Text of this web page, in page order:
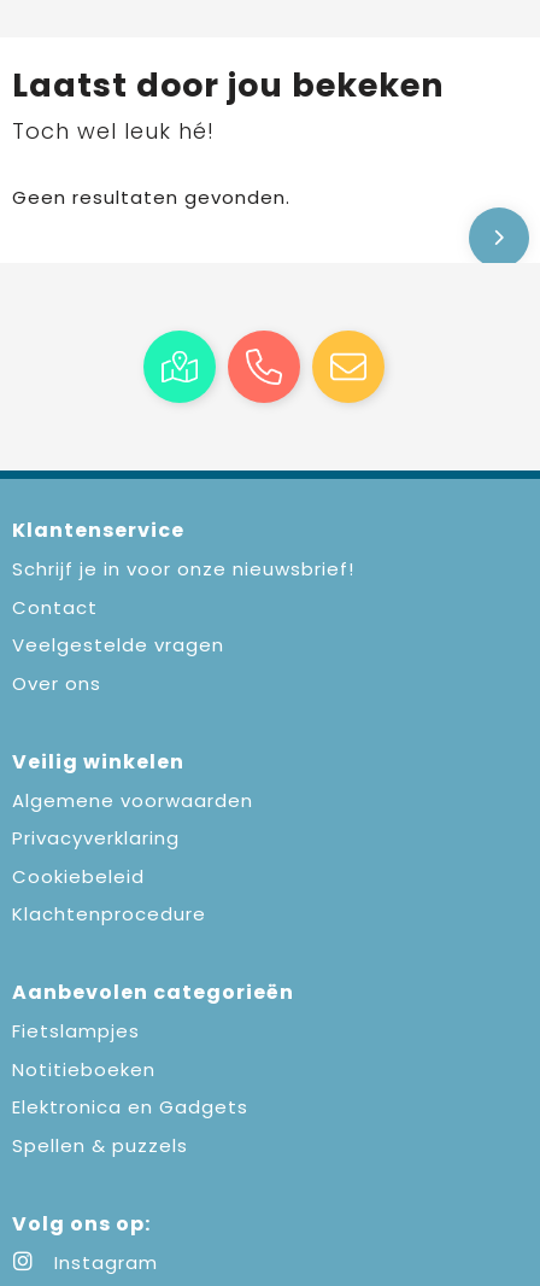
Laatst door jou bekeken
Toch wel leuk hé!
Geen resultaten gevonden.
Klantenservice
Schrijf je in voor onze nieuwsbrief!
Contact
Veelgestelde vragen
Over ons
Veilig winkelen
Algemene voorwaarden
Privacyverklaring
Cookiebeleid
Klachtenprocedure
Aanbevolen categorieën
Fietslampjes
Notitieboeken
Elektronica en Gadgets
Spellen & puzzels
Volg ons op:
Instagram